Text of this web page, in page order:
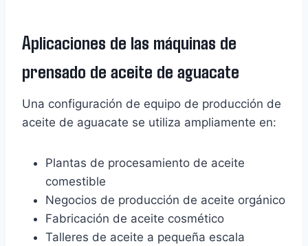
Aplicaciones de las máquinas de
prensado de aceite de aguacate
Una configuración de equipo de producción de
aceite de aguacate se utiliza ampliamente en:
Plantas de procesamiento de aceite
comestible
Negocios de producción de aceite orgánico
Fabricación de aceite cosmético
Talleres de aceite a pequeña escala